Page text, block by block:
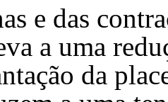
e das
a uma
da